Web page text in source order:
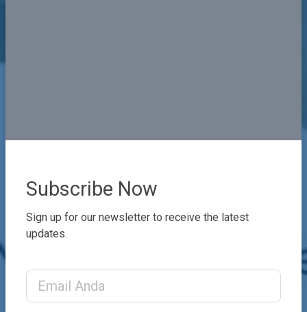
Subscribe Now
Sign up for our newsletter to receive the latest
updates.
Email Address